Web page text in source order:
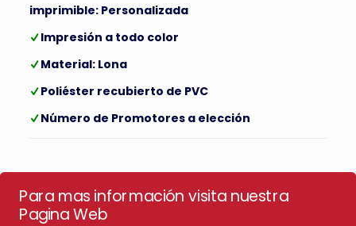
imprimible: Personalizada
Impresión a todo color
Material: Lona
Poliéster recubierto de PVC
Número de Promotores a elección
Para mas información visita nuestra
Pagina Web